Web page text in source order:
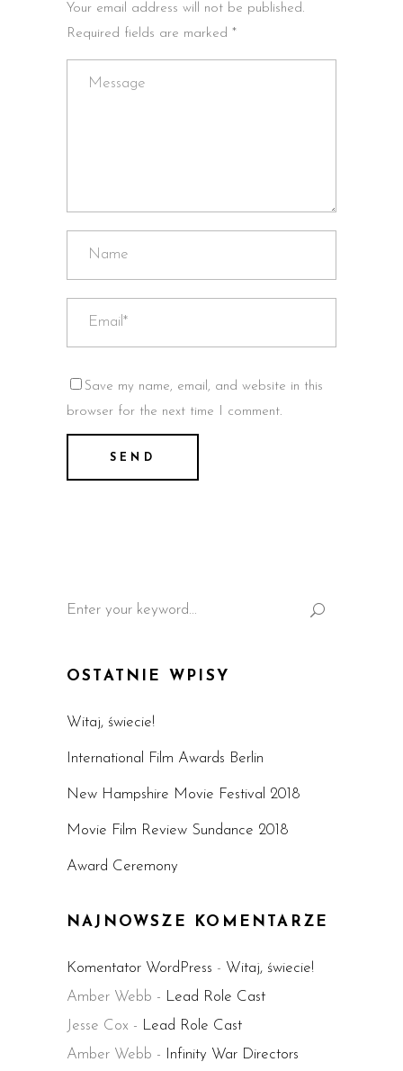
Your email address will not be published.
Required fields are marked *
Save my name, email, and website in this
browser for the next time I comment.
for:
OSTATNIE WPISY
Witaj, świecie!
International Film Awards Berlin
New Hampshire Movie Festival 2018
Movie Film Review Sundance 2018
Award Ceremony
NAJNOWSZE KOMENTARZE
Komentator WordPress - Witaj, świecie!
Amber Webb - Lead Role Cast
Jesse Cox - Lead Role Cast
Amber Webb - Infinity War Directors